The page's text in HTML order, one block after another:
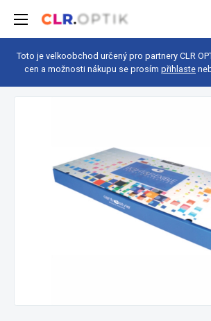
Toto je velkoobchod určený pro partnery CLR
cen a možnosti nákupu se prosím přihlaste
Vybavení prodejny